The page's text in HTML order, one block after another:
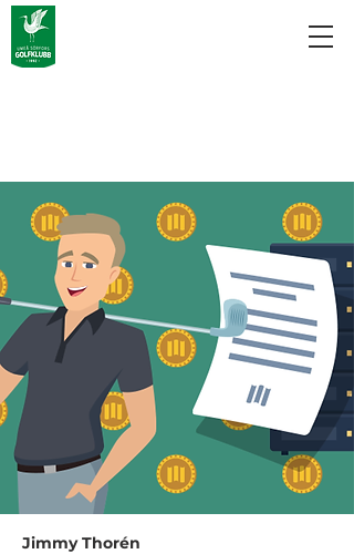
Jimmy Thorén